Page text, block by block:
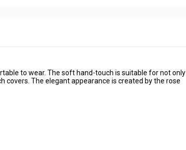
to wear. The soft hand-touch is suitable for not only
covers. The elegant appearance is created by the rose